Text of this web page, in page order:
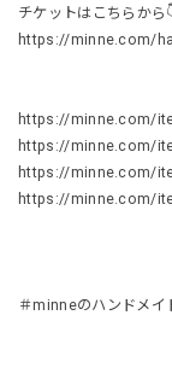
チケットはこちらから
https://minne.com/
https://minne.com/
https://minne.com/
https://minne.com/
https://minne.com/
＃minneのハンドメイ